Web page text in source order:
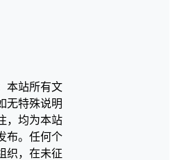
本站所有文
无特殊说明
，均为本站
布。任何个
织，在未征